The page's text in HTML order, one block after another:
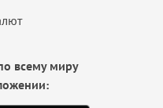
всему миру